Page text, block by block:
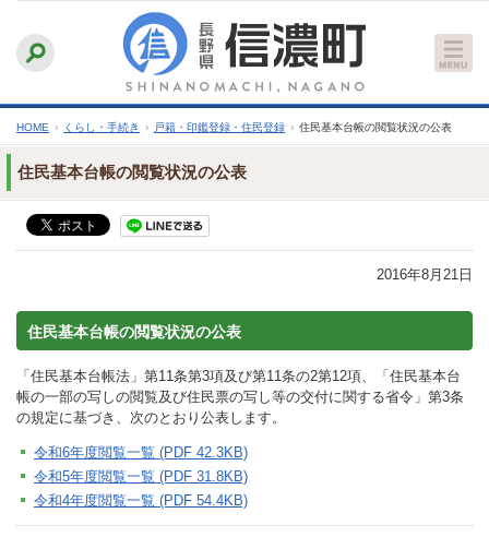
文
へ
ふりがなをつける
文字サイズ
縮小 標準 拡大
HOME › くらし・手続き › 戸籍・印鑑登録・住民登録 › 住民基本台帳の閲覧状況の公表
住民基本台帳の閲覧状況の公表
2016年8月21日
住民基本台帳の閲覧状況の公表
「住民基本台帳法」第11条第3項及び第11条の2第12項、「住民基本台
帳の一部の写しの閲覧及び住民票の写し等の交付に関する省令」第3条
の規定に基づき、次のとおり公表します。
令和6年度閲覧一覧 (PDF 42.3KB)
令和5年度閲覧一覧 (PDF 31.8KB)
令和4年度閲覧一覧 (PDF 54.4KB)